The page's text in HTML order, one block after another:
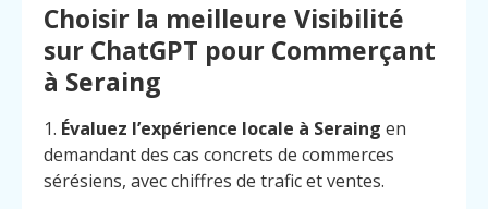
Choisir la meilleure Visibilité
sur ChatGPT pour Commerçant
à Seraing
1. Évaluez l’expérience locale à Seraing en
demandant des cas concrets de commerces
sérésiens, avec chiffres de trafic et ventes.